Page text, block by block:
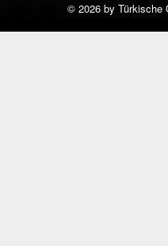
© 2026 by Türkische